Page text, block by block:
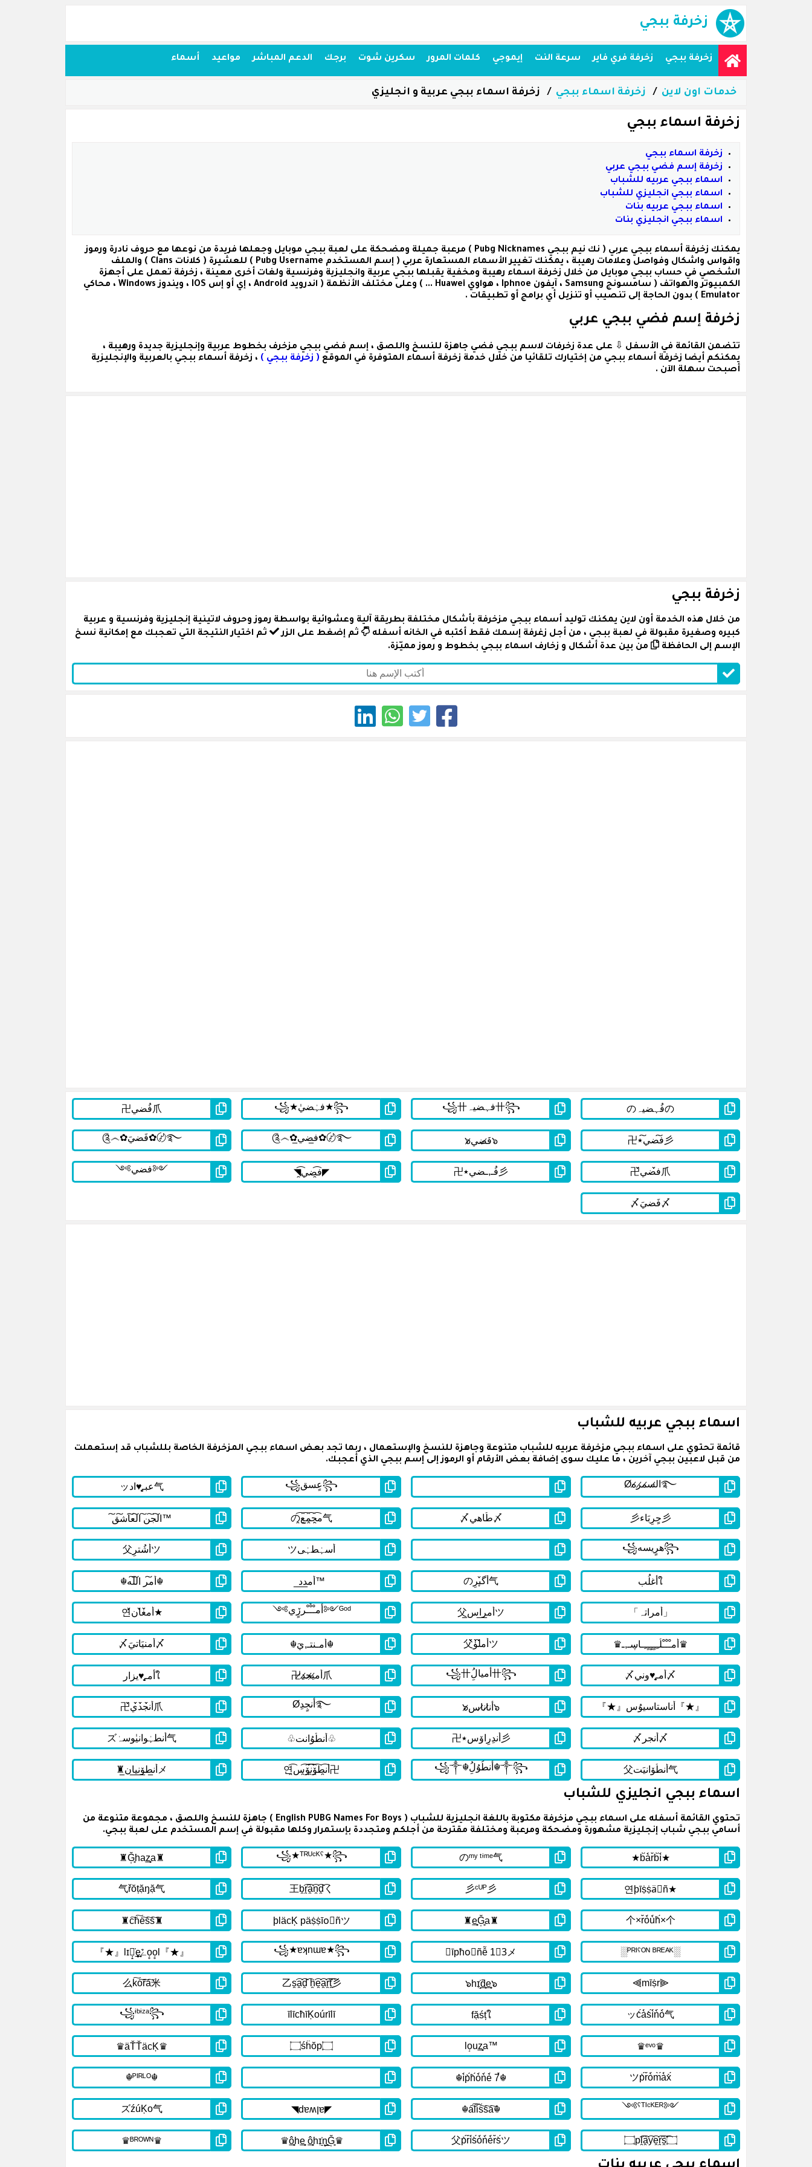
زخرفة ببجي
زخرفة ببجي زخرفة فري فاير سرعة النت إيموجي كلمات المرور سكرين شوت برجك الدعم المباشر مواعيد أسماء
خدمات اون لاين زخرفة اسماء ببجي زخرفة اسماء ببجي عربية و انجليزي
زخرفة اسماء ببجي
زخرفة اسماء ببجي
زخرفة إسم فضي ببجي عربي
اسماء ببجي عربيه للشباب
اسماء ببجي انجليزي للشباب
اسماء ببجي عربيه بنات
اسماء ببجي انجليزي بنات
يمكنك زخرفة أسماء ببجي عربي
( نك نيم ببجي Pubg Nicknames ) مرعبة جميلة ومضحكة على لعبة ببجي موبايل وجعلها فريدة من نوعها مع حروف نادرة ورموز
واقواس واشكال وفواصل وعلامات رهيبة ، يمكنك تغيير الأسماء المستعارة عربي ( إسم المستخدم Pubg Username ) للعشيرة ( كلانات Clans )
والملف
الشخصي في حساب ببجي موبايل من خلال زخرفة اسماء رهيبة ومخفية يقبلها ببجي عربية وانجليزية وفرنسية ولغات أخرى معينة ، زخرفة تعمل على أجهزة
الكمبيوتر والهواتف ( سامسونج Samsung ، آيفون Iphnoe ، هواوي Huawei ... ) وعلى مختلف الأنظمة ( اندرويد Android ، إي أو إس IOS ، ويندوز Windows ، محاكي
Emulator ) بدون الحاجة إلى تنصيب أو تنزيل أي برامج أو تطبيقات .
زخرفة إسم فضي ببجي عربي
تتضمن القائمة في الأسفل ⇩ على عدة زخرفات لاسم ببجي فضي جاهزة للنسخ واللصق ، إسم فضي ببجي مزخرف بخطوط عربية وإنجليزية جديدة ورهيبة ،
يمكنكم أيضا زخرفة أسماء ببجي من إختيارك تلقائيا من خلال خدمة زخرفة أسماء المتوفرة في الموقع ( زخرفة ببجي ) ، زخرفة أسماء ببجي بالعربية والإنجليزية
أصبحت سهلة الآن .
زخرفة ببجي
من خلال هذه الخدمة أون لاين يمكنك توليد أسماء ببجي مزخرفة بأشكال مختلفة بطريقة آلية وعشوائية بواسطة رموز وحروف لاتينية إنجليزية وفرنسية و عربية
كبيره وصغيرة مقبولة في لعبة ببجي ، من أجل زغرفة إسمك فقط أكتبه في الخانه أسفله
ثم إضغط على الزر
ثم اختيار النتيجة التي تعجبك مع إمكانية نسخ
الإسم إلى الحافظة
من بين عدة أشكال و زخارف اسماء ببجي بخطوط و رموز مميّزة.
اسماء ببجي عربيه للشباب
قائمة تحتوي على اسماء ببجي مزخرفة عربيه للشباب متنوعة وجاهزة للنسخ والإستعمال ، ربما تجد بعض اسماء ببجي المزخرفة الخاصة بللشباب قد إستعملت
من قبل لاعبين ببجي آخرين ، ما عليك سوى إضافة بعض الأرقام أو الرموز إلى إسم ببجي الذي أعجبك.
اسماء ببجي انجليزي للشباب
تحتوي القائمة أسفله على اسماء ببجي مزخرفة مكتوبة باللغة انجليزية للشباب ( English PUBG Names For Boys ) جاهزة للنسخ واللصق ، مجموعة متنوعة من
أسامي ببجي شباب إنجليزية مشهورة ومضحكة ومرعبة ومختلفة مقترحة من أجلكم ومتجددة بإستمرار وكلها مقبولة في إسم المستخدم على لعبة ببجي.